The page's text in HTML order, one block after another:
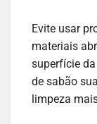
Evite usar
materiais
superfície
de sabão
limpeza